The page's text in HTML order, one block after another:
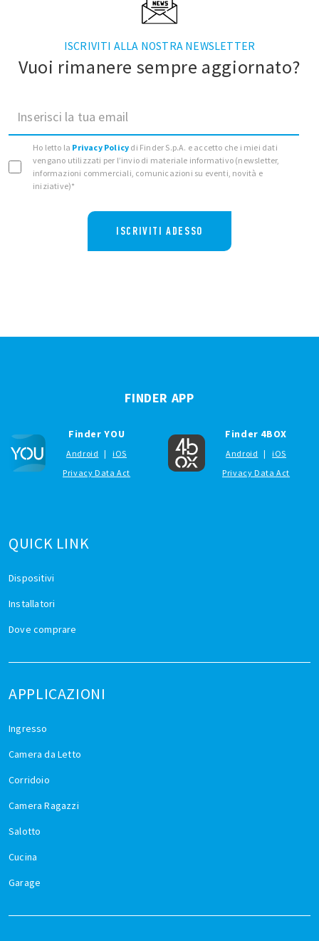
ISCRIVITI ALLA NOSTRA NEWSLETTER
Vuoi rimanere sempre aggiornato?
Inserisci la tua email
Ho letto la Privacy Policy di Finder S.p.A. e accetto che i miei dati
vengano utilizzati per l’invio di materiale informativo (newsletter,
informazioni commerciali, comunicazioni su eventi, novità e
iniziative)*
ISCRIVITI ADESSO
QUICK LINK
Dispositivi
Installatori
Dove comprare
APPLICAZIONI
Ingresso
Camera da Letto
Corridoio
Camera Ragazzi
Salotto
Cucina
Garage
FINDER APP
Finder YOU
Android |
iOS
Privacy Data Act
Finder 4BOX
Android |
iOS
Privacy Data Act